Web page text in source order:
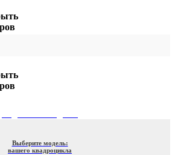
Выберите модель:
вашего квадроцикла